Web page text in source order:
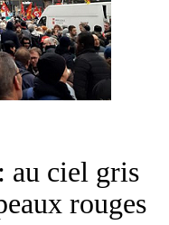
au ciel gris
rouges